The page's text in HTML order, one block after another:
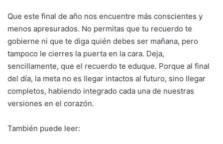
Que este final de año nos encuentre más conscientes y
menos apresurados. No permitas que tu recuerdo te
gobierne ni que te diga quién debes ser mañana, pero
tampoco le cierres la puerta en la cara. Deja,
sencillamente, que el recuerdo te eduque. Porque al final
del día, la meta no es llegar intactos al futuro, sino llegar
completos, habiendo integrado cada una de nuestras
versiones en el corazón.
También puede leer: